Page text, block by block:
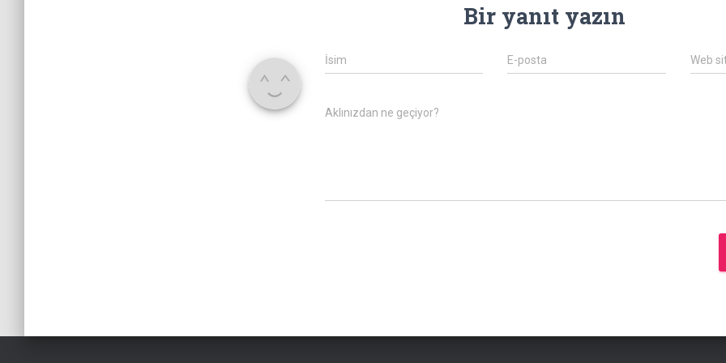
Bir yanıt yazın
İsim E-posta Web
Aklınızdan ne geçiyor?